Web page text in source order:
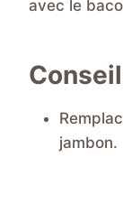
avec le
jambon.